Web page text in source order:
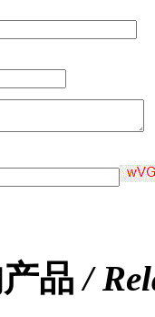
产品/